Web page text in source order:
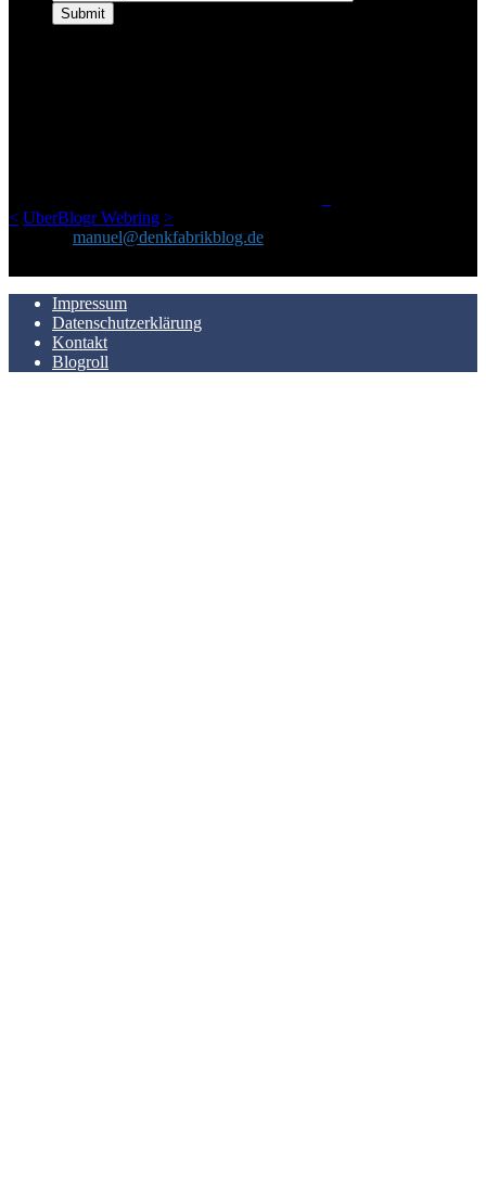
< UberBlogr Webring >
manuel@denkfabrikblog.de
Impressum
Datenschutzerklärung
Kontakt
Blogroll